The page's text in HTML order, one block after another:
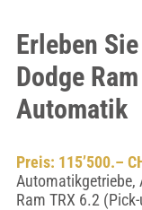
Erleben
Dodge
Automatik
Preis: 115’500.–
Automatikgetriebe,
Ram TRX 6.2